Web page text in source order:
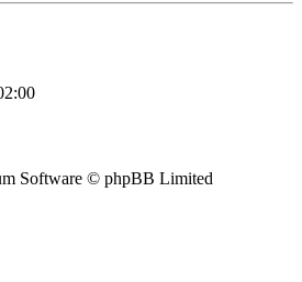
Software © phpBB Limited